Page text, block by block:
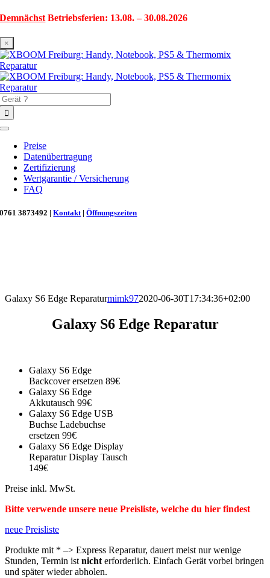
Zum
springen
Demnächst Betriebsferien: 13.08. – 30.08.2026
×
Toggle
Navigation
Preise
Datenübertragung
Zertifizierung
Wertgarantie / Versicherung
FAQ
0761 3873492 |Kontakt |Öffnungszeiten
Galaxy S6 Edge Reparaturmimk972020-06-30T17:34:36+02:00
Galaxy S6 Edge Reparatur
Galaxy S6 Edge
Backcover ersetzen 89€
Galaxy S6 Edge
Akkutausch 99€
Galaxy S6 Edge USB
Buchse Ladebuchse
ersetzen 99€
Galaxy S6 Edge Display
Reparatur Display Tausch
149€
Preise inkl. MwSt.
Bitte verwende unsere neue Preisliste, welche du hier findest
neue Preisliste
Produkte mit * –> Express Reparatur, dauert meist nur wenige
Stunden, Termin ist nicht erforderlich. Einfach Gerät vorbei bringen
und später wieder abholen.